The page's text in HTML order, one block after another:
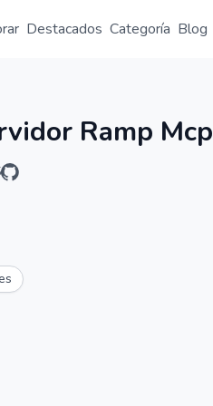
Destacados Categoría Blog
Ramp Mcp